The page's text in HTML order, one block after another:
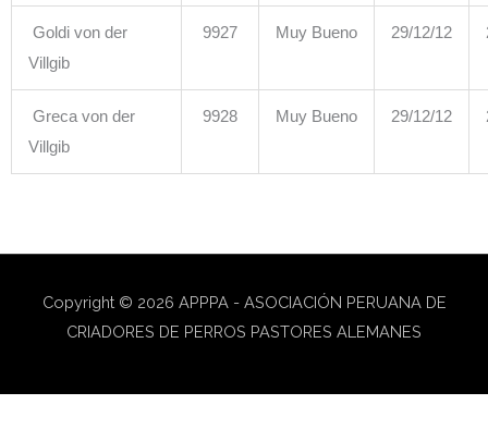
Goldi von der
Villgib
9927 Muy Bueno 29/12/12
Greca von der
Villgib
9928 Muy Bueno 29/12/12
Copyright © 2026 APPPA - ASOCIACIÓN PERUANA DE
CRIADORES DE PERROS PASTORES ALEMANES